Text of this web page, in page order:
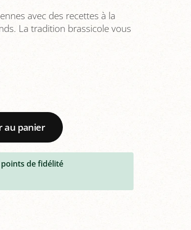
avec des recettes à la
La tradition brassicole vous
au panier
points de fidélité